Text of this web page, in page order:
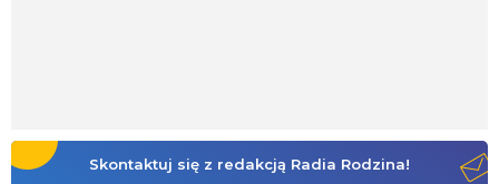
Skontaktuj się z redakcją Radia Rodzina!